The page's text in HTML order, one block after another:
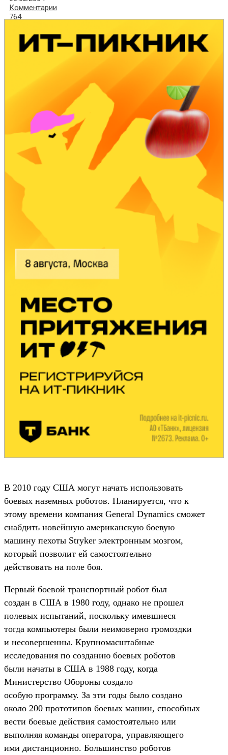
Комментарии
764
В 2010 году США могут начать использовать
боевых наземных роботов. Планируется, что к
этому времени компания General Dynamics сможет
снабдить новейшую американскую боевую
машину пехоты Stryker электронным мозгом,
который позволит ей самостоятельно
действовать на поле боя.
Первый боевой транспортный робот был
создан в США в 1980 году, однако не прошел
полевых испытаний, поскольку имевшиеся
тогда компьютеры были неимоверно громоздки
и несовершенны. Крупномасштабные
исследования по созданию боевых роботов
были начаты в США в 1988 году, когда
Министерство Обороны создало
особую программу. За эти годы было создано
около 200 прототипов боевых машин, способных
вести боевые действия самостоятельно или
выполняя команды оператора, управляющего
ими дистанционно. Большинство роботов